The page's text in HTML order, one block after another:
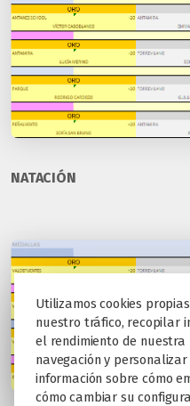
NATACIÓN
Utilizamos cookies
nuestro tráfico, recopilar
el rendimiento de
navegación y
información sobre cómo
cómo cambiar su